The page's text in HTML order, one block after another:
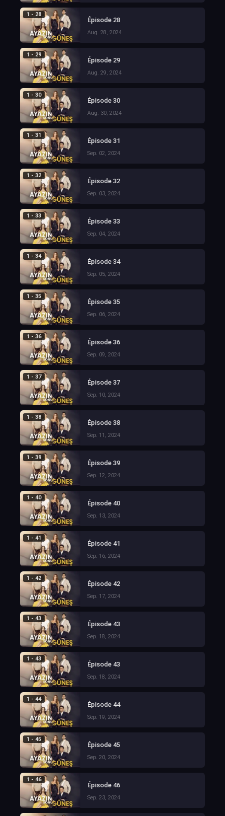
1 - 28
Épisode 28
Aug. 28, 2024
1 - 29
Épisode 29
Aug. 29, 2024
1 - 30
Épisode 30
Aug. 30, 2024
1 - 31
Épisode 31
Sep. 02, 2024
1 - 32
Épisode 32
Sep. 03, 2024
1 - 33
Épisode 33
Sep. 04, 2024
1 - 34
Épisode 34
Sep. 05, 2024
1 - 35
Épisode 35
Sep. 06, 2024
1 - 36
Épisode 36
Sep. 09, 2024
1 - 37
Épisode 37
Sep. 10, 2024
1 - 38
Épisode 38
Sep. 11, 2024
1 - 39
Épisode 39
Sep. 12, 2024
1 - 40
Épisode 40
Sep. 13, 2024
1 - 41
Épisode 41
Sep. 16, 2024
1 - 42
Épisode 42
Sep. 17, 2024
1 - 43
Épisode 43
Sep. 18, 2024
1 - 43
Épisode 43
Sep. 18, 2024
1 - 44
Épisode 44
Sep. 19, 2024
1 - 45
Épisode 45
Sep. 20, 2024
1 - 46
Épisode 46
Sep. 23, 2024